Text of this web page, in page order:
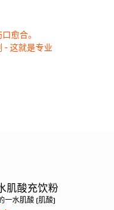
愈合。
- 这就是专业
肌酸充饮粉
一水肌酸 (肌酸)